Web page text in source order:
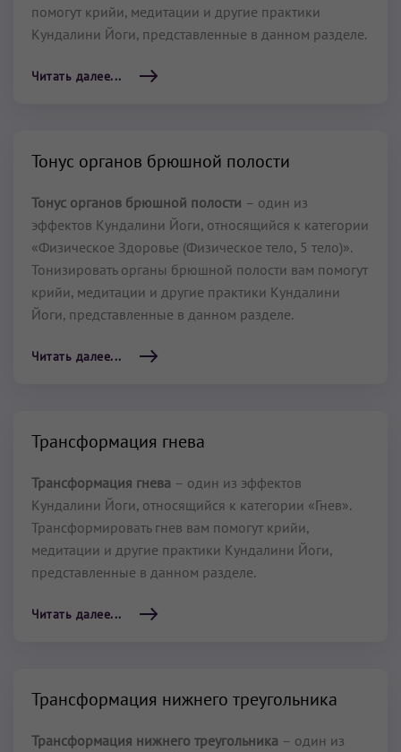
помогут крийи, медитации и другие практики
Кундалини Йоги, представленные в данном разделе.
Читать далее...
Тонус органов брюшной полости
Тонус органов брюшной полости – один из
эффектов Кундалини Йоги, относящийся к категории
«Физическое Здоровье (Физическое тело, 5 тело)».
Тонизировать органы брюшной полости вам помогут
крийи, медитации и другие практики Кундалини
Йоги, представленные в данном разделе.
Читать далее...
Трансформация гнева
Трансформация гнева – один из эффектов
Кундалини Йоги, относящийся к категории «Гнев».
Трансформировать гнев вам помогут крийи,
медитации и другие практики Кундалини Йоги,
представленные в данном разделе.
Читать далее...
Трансформация нижнего треугольника
Трансформация нижнего треугольника – один из